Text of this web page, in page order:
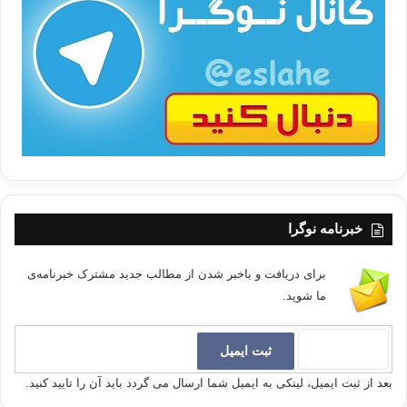
به عنوان شاهد بر اين تفسير ساختگي در نظام چند همسري مبتني بر هوي وهوس
كشيشان واحبار مسيحي بايد گفت :كه مسيحيت معاصر در آفريقاي سياه به نظام تعدد
زوجات اعتراف كرده است ، چون بدين نتيجه رسيده بودند كه منبع تعدد زوجات مانع
داخل شدن آفريقايي ها به مسيحيت مي شود ، لذا فرياد زدند كه تعدد زوجات به صورت
غير محدود مباح است.
زوجات استفاده كنند،در ان اواخر نزد جامعه شناسان و مورخان تمدن باستاني ومردم
شناسان مانند استاد ((وستر مارك وهوبهوس وهيليز وگينبرگ)) به اثبات رسيده است
كه نظام تعدد زوجات تنها در ميان ملت هاي متمدن و پيشرفته به صورت واضح و روشن
نداشته است.
8-در ميان عرب ها پيش از اسلام :
عرب ها پيش از اسلام با نظام چند همسري و داشتن كنيزكان همسر مانند اقوام و ملت
خبرنامه نوگرا
برای دریافت و باخبر شدن از مطالب جدید مشترک خبرنامه‌ی
ما شوید.
بعد از ثبت ایمیل، لینکی به ایمیل شما ارسال می گردد باید آن را تایید کنید.